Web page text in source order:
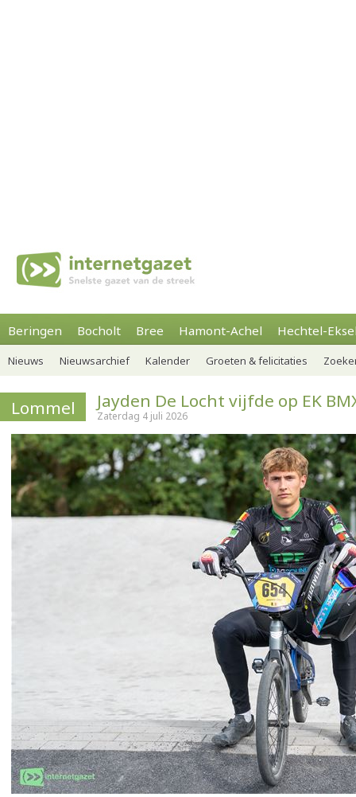
Beringen Bocholt Bree Hamont-Achel Hechtel-
Nieuws Nieuwsarchief Kalender Groeten & felicitaties
Lommel Jayden De Locht vijfde op EK
Zaterdag 4 juli 2026